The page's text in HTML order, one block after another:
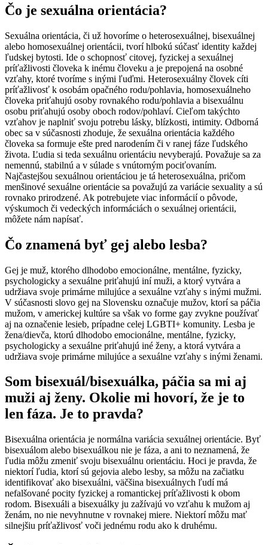
Čo je sexuálna orientácia?
Sexuálna orientácia, či už hovoríme o heterosexuálnej, bisexuálnej
alebo homosexuálnej orientácii, tvorí hlbokú súčasť identity každej
ľudskej bytosti. Ide o schopnosť citovej, fyzickej a sexuálnej
príťažlivosti človeka k inému človeku a je prepojená na osobné
vzťahy, ktoré tvoríme s inými ľuďmi. Heterosexuálny človek cíti
príťažlivosť k osobám opačného rodu/pohlavia, homosexuálneho
človeka priťahujú osoby rovnakého rodu/pohlavia a bisexuálnu
osobu priťahujú osoby oboch rodov/pohlaví. Cieľom takýchto
vzťahov je naplniť svoju potrebu lásky, blízkosti, intimity. Odborná
obec sa v súčasnosti zhoduje, že sexuálna orientácia každého
človeka sa formuje ešte pred narodením či v ranej fáze ľudského
života. Ľudia si teda sexuálnu orientáciu nevyberajú. Považuje sa za
nemennú, stabilnú a v súlade s vnútorným pociťovaním.
Najčastejšou sexuálnou orientáciou je tá heterosexuálna, pričom
menšinové sexuálne orientácie sa považujú za variácie sexuality a sú
rovnako prirodzené. Ak potrebujete viac informácií o pôvode,
výskumoch či vedeckých informáciách o sexuálnej orientácii,
môžete nám napísať.
Čo znamená byť gej alebo lesba?
Gej je muž, ktorého dlhodobo emocionálne, mentálne, fyzicky,
psychologicky a sexuálne priťahujú iní muži, a ktorý vytvára a
udržiava svoje primárne milujúce a sexuálne vzťahy s inými mužmi.
V súčasnosti slovo gej na Slovensku označuje mužov, ktorí sa páčia
mužom, v americkej kultúre sa však vo forme gay zvykne používať
aj na označenie lesieb, prípadne celej LGBTI+ komunity. Lesba je
žena/dievča, ktorú dlhodobo emocionálne, mentálne, fyzicky,
psychologicky a sexuálne priťahujú iné ženy, a ktorá vytvára a
udržiava svoje primárne milujúce a sexuálne vzťahy s inými ženami.
Som bisexuál/bisexuálka, páčia sa mi aj
muži aj ženy. Okolie mi hovorí, že je to
len fáza. Je to pravda?
Bisexuálna orientácia je normálna variácia sexuálnej orientácie. Byť
bisexuálom alebo bisexuálkou nie je fáza, a ani to neznamená, že
ľudia môžu zmeniť svoju bisexuálnu orientáciu. Hoci je pravda, že
niektorí ľudia, ktorí sú gejovia alebo lesby, sa môžu na začiatku
identifikovať ako bisexuálni, väčšina bisexuálnych ľudí má
nefalšované pocity fyzickej a romantickej príťažlivosti k obom
rodom. Bisexuáli a bisexuálky ju zažívajú vo vzťahu k mužom aj
ženám, no nie nevyhnutne v rovnakej miere. Niektorí môžu mať
silnejšiu príťažlivosť voči jednému rodu ako k druhému.